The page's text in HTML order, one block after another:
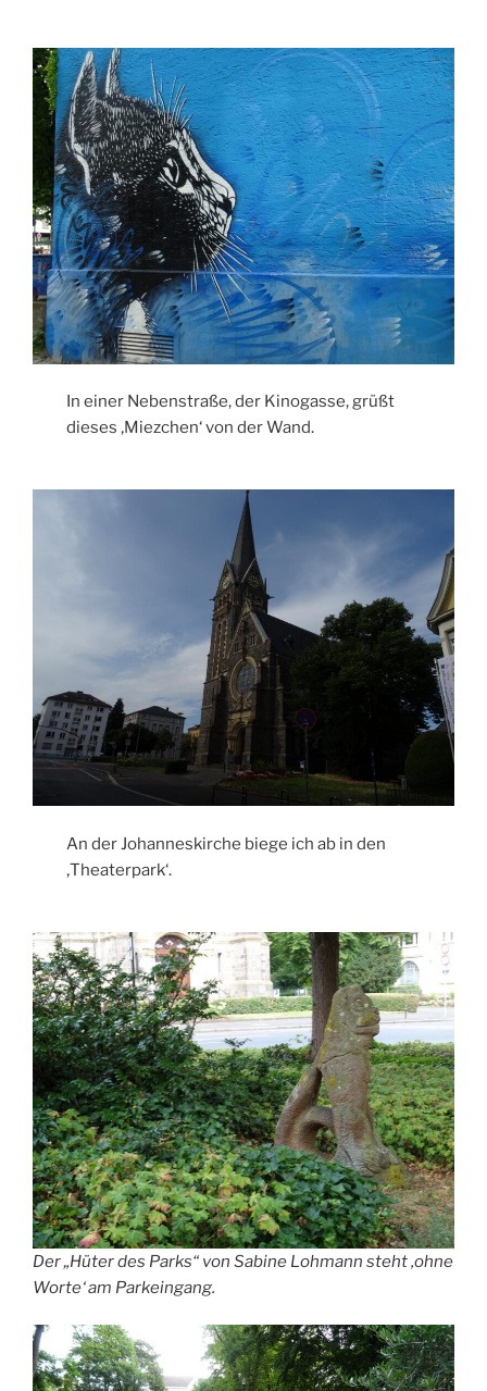
In einer Nebenstraße, der Kinogasse, grüßt
dieses ‚Miezchen‘ von der Wand.
An der Johanneskirche biege ich ab in den
‚Theaterpark‘.
Der „Hüter des Parks“ von Sabine Lohmann steht ‚ohne
Worte‘ am Parkeingang.